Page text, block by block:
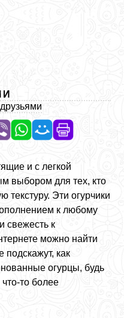
и с легкой
выбором для тех, кто
текстуру. Эти огурчики
к любому
свежесть к
можно найти
подскажут, как
огурцы, будь
то более